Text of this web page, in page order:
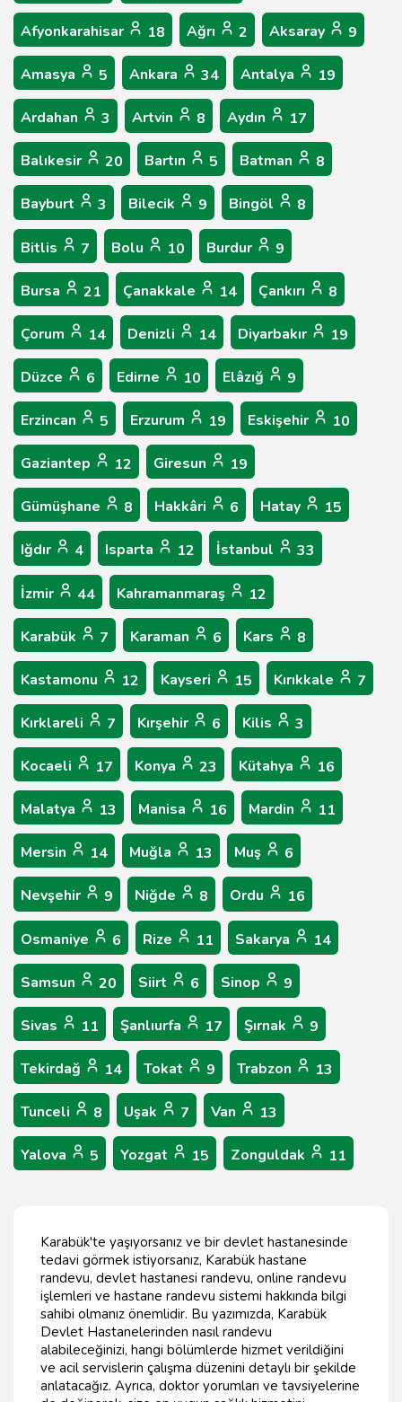
Afyonkarahisar 18 Ağrı 2 Aksaray 9
Amasya 5 Ankara 34 Antalya 19
Ardahan 3 Artvin 8 Aydın 17
Balıkesir 20 Bartın 5 Batman 8
Bayburt 3 Bilecik 9 Bingöl 8
Bitlis 7 Bolu 10 Burdur 9
Bursa 21 Çanakkale 14 Çankırı 8
Çorum 14 Denizli 14 Diyarbakır 19
Düzce 6 Edirne 10 Elâzığ 9
Erzincan 5 Erzurum 19 Eskişehir 10
Gaziantep 12 Giresun 19
Gümüşhane 8 Hakkâri 6 Hatay 15
Iğdır 4 Isparta 12 İstanbul 33
İzmir 44 Kahramanmaraş 12
Karabük 7 Karaman 6 Kars 8
Kastamonu 12 Kayseri 15 Kırıkkale 7
Kırklareli 7 Kırşehir 6 Kilis 3
Kocaeli 17 Konya 23 Kütahya 16
Malatya 13 Manisa 16 Mardin 11
Mersin 14 Muğla 13 Muş 6
Nevşehir 9 Niğde 8 Ordu 16
Osmaniye 6 Rize 11 Sakarya 14
Samsun 20 Siirt 6 Sinop 9
Sivas 11 Şanlıurfa 17 Şırnak 9
Tekirdağ 14 Tokat 9 Trabzon 13
Tunceli 8 Uşak 7 Van 13
Yalova 5 Yozgat 15 Zonguldak 11
Karabük'te yaşıyorsanız ve bir devlet hastanesinde
tedavi görmek istiyorsanız, Karabük hastane
randevu, devlet hastanesi randevu, online randevu
işlemleri ve hastane randevu sistemi hakkında bilgi
sahibi olmanız önemlidir. Bu yazımızda, Karabük
Devlet Hastanelerinden nasıl randevu
alabileceğinizi, hangi bölümlerde hizmet verildiğini
ve acil servislerin çalışma düzenini detaylı bir şekilde
anlatacağız. Ayrıca, doktor yorumları ve tavsiyelerine